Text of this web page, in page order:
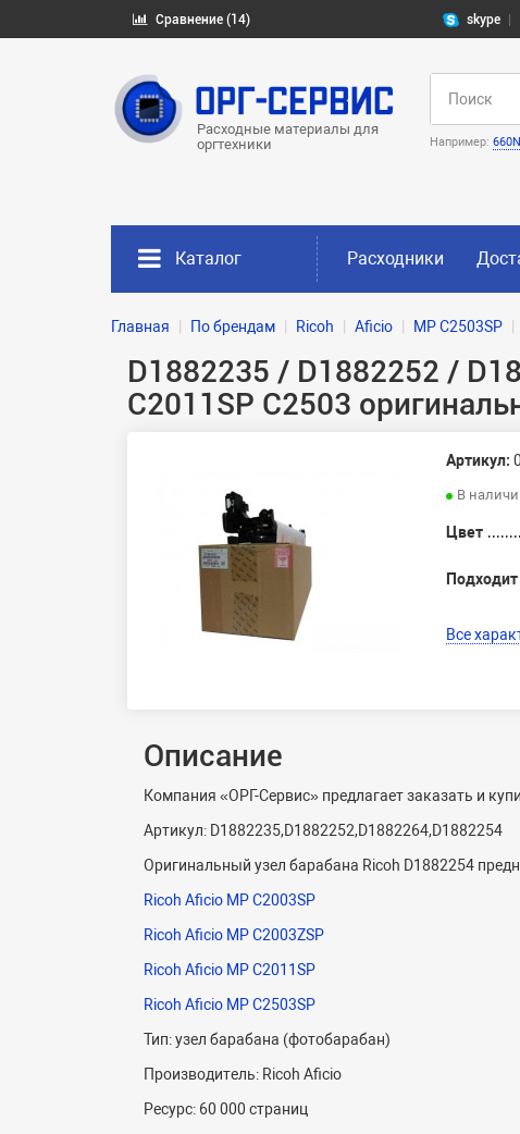
Сравнение (14) skype
Расходные материалы для
оргтехники
Например:
Каталог Расходники
Главная По брендам Ricoh Aficio MP C2503SP
D1882235 / D1882252 /
C2011SP C2503
Артикул:
В
Цвет
Все
Описание
Компания «ОРГ-Сервис» предлагает заказать и
Артикул: D1882235,D1882252,D1882264,D1882254
Оригинальный узел барабана Ricoh D1882254
Ricoh Aficio MP C2003SP
Ricoh Aficio MP C2003ZSP
Ricoh Aficio MP C2011SP
Ricoh Aficio MP C2503SP
Тип: узел барабана (фотобарабан)
Производитель: Ricoh Aficio
Ресурс: 60 000 страниц